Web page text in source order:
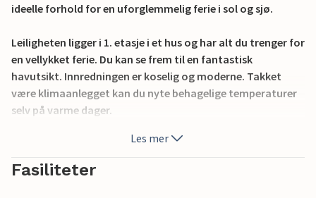
ideelle forhold for en uforglemmelig ferie i sol og sjø.
Leiligheten ligger i 1. etasje i et hus og har alt du trenger for
en vellykket ferie. Du kan se frem til en fantastisk
havutsikt. Innredningen er koselig og moderne. Takket
være klimaanlegget kan du nyte behagelige temperaturer
selv på varme dager.
Tilbring noen avslappende dager på stranden.
Restauranter og butikker ligger også innen gangavstand.
Du bor i sentrum, men likevel i et rolig område uten bilstøy,
Les mer
Fasiliteter